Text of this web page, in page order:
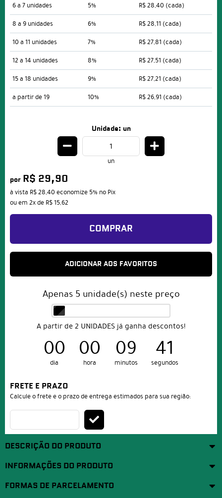
6 a 7 unidades
5% R$ 28,40 (cada)
8 a 9 unidades
6% R$ 28,11 (cada)
10 a 11 unidades
7% R$ 27,81 (cada)
12 a 14 unidades
8% R$ 27,51 (cada)
15 a 18 unidades
9% R$ 27,21 (cada)
a partir de 19
10% R$ 26,91 (cada)
Unidade: un
un
por R$ 29,90
à vista R$ 28,40 economize 5% no Pix
ou em 2xde R$ 15,62
COMPRAR
ADICIONAR AOS FAVORITOS
Apenas 5 unidade(s) neste preço
A partir de 2 UNIDADES já ganha descontos!
00
dia
00
hora
09
minutos
41
segundos
FRETE E PRAZO
Calcule o frete e o prazo de entrega estimados para sua região:
DESCRIÇÃO DO PRODUTO
INFORMAÇÕES DO PRODUTO
FORMAS DE PARCELAMENTO